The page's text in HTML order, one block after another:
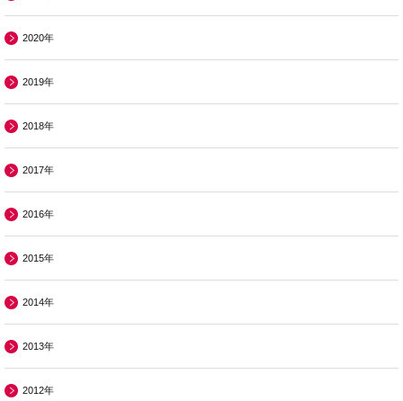
2020年
2019年
2018年
2017年
2016年
2015年
2014年
2013年
2012年